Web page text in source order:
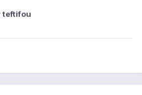
teftifou